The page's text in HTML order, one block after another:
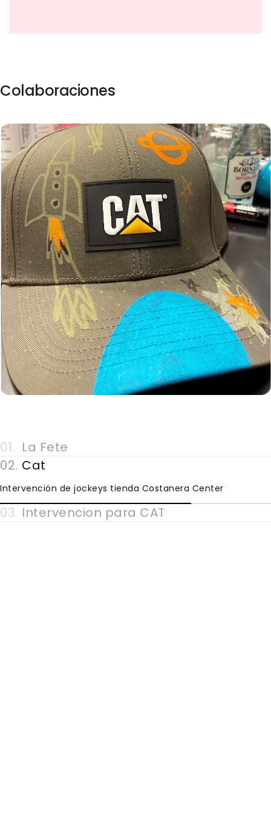
Colaboraciones
01. La Fete
02. Cat
Intervención de jockeys tienda Costanera Center
03. Intervencion para CAT